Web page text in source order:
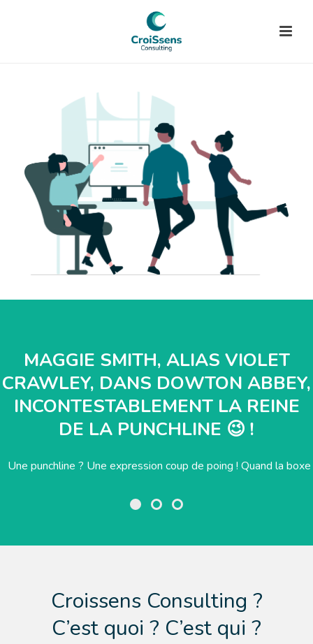
MAGGIE SMITH, ALIAS VIOLET
CRAWLEY, DANS DOWTON ABBEY,
INCONTESTABLEMENT LA REINE
DE LA PUNCHLINE 😉 !
Une punchline ? Une expression coup de poing ! Quand la boxe
humiliante, voire vulgaire, pour son adversaire. Certes, elle
[…]
Croissens Consulting ?
C’est quoi ? C’est qui ?